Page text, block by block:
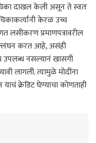
दाखल केली असून ते स्वतः
केरळ उच्च
लसीकरण प्रमाणपत्रावरील
करत आहे, असंही
उपलब्ध नसल्यानं खासगी
लागली. त्यामुळे मोदींना
क्रेडिट घेण्याचा कोणताही